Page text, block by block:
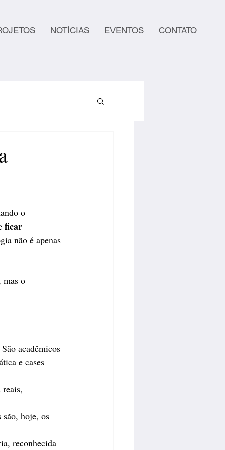
NOTÍCIAS EVENTOS CONTATO
o
ficar
não é apenas
mas o
acadêmicos
e cases
hoje, os
reconhecida